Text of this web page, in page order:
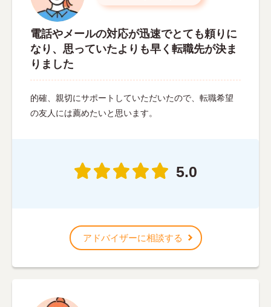
電話やメールの対応が迅速でとても頼りに
なり、思っていたよりも早く転職先が決ま
りました
的確、親切にサポートしていただいたので、転職希望
の友人には薦めたいと思います。
5.0
アドバイザーに相談する